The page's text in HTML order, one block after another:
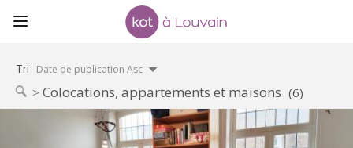
Tri Date de publication Asc
Colocations, appartements et maisons (6)
KV 1374